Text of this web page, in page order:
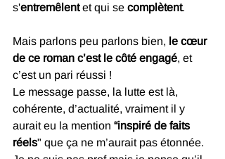
s'entremêlent et qui se complètent.
Mais parlons peu parlons bien, le cœur
de ce roman c’est le côté engagé, et
c’est un pari réussi !
Le message passe, la lutte est là,
cohérente, d’actualité, vraiment il y
aurait eu la mention “inspiré de faits
réels" que ça ne m’aurait pas étonnée.